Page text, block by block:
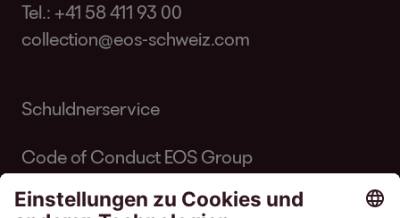
Tel.: +41 58 411 93 00
collection@eos-schweiz.com
Schuldnerservice
Code of Conduct EOS Group
Code of Conduct Inkasso Suisse